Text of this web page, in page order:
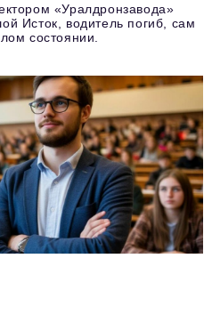
«Уралдронзавода»
Исток, водитель погиб, сам
состоянии.